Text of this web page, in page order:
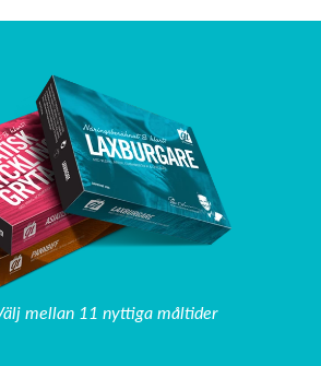
mellan 11 nyttiga måltider